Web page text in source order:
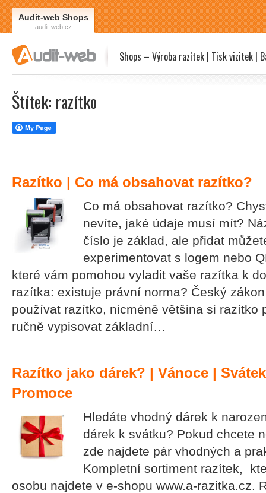
Audit-web Shops
audit-web.cz
Shops – Výroba razítek | Tisk vizitek |
Štítek: razítko
Razítko | Co má obsahovat razítko?
Co má obsahovat razítko?
nevíte, jaké údaje musí mít?
číslo je základ, ale přidat
experimentovat s logem nebo
které vám pomohou vyladit vaše razítka k
razítka: existuje právní norma? Český
používat razítko, nicméně většina si razítko
ručně vypisovat základní…
Razítko jako dárek? | Vánoce |
Promoce
Hledáte vhodný dárek k
dárek k svátku? Pokud chcete
zde najdete pár vhodných a
Kompletní sortiment razítek,
osobu najdete v e-shopu www.a-razitka.cz.